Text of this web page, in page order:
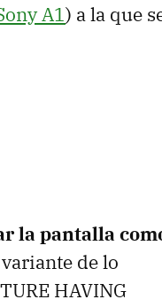
A1) a la que
la pantalla
de lo
HAVING